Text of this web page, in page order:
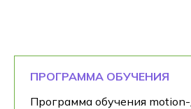
ПРОГРАММА ОБУЧЕНИЯ
Программа обучения